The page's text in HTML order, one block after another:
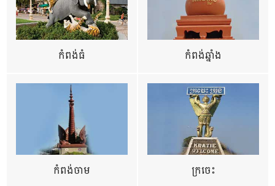
កំពង់ធំ កំពង់ឆ្នាំង
កំពង់ចាម ក្រចេះ